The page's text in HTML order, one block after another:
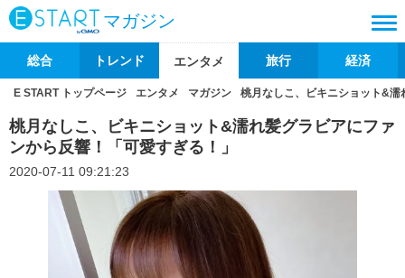
マガジン
総合 トレンド エンタメ 旅行 経済
E START トップページ エンタメ マガジン 桃月なしこ、ビキニショット&
桃月なしこ、ビキニショット&濡れ髪グラビアにファ
ンから反響！「可愛すぎる！」
2020-07-11 09:21:23